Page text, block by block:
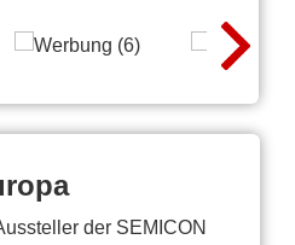
der SEMICON